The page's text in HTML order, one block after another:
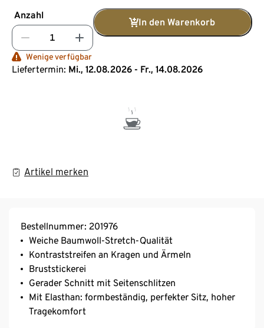
Anzahl
In den Warenkorb
Wenige verfügbar
Liefertermin: Mi., 12.08.2026 - Fr., 14.08.2026
Artikel merken
Bestellnummer: 201976
Weiche Baumwoll-Stretch-Qualität
Kontraststreifen an Kragen und Ärmeln
Bruststickerei
Gerader Schnitt mit Seitenschlitzen
Mit Elasthan: formbeständig, perfekter Sitz, hoher
Tragekomfort